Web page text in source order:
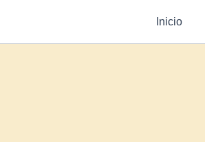
Inicio